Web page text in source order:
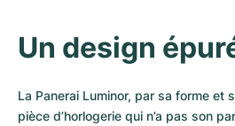
Un design
La Panerai Luminor, par sa forme et
pièce d’horlogerie qui n’a pas son